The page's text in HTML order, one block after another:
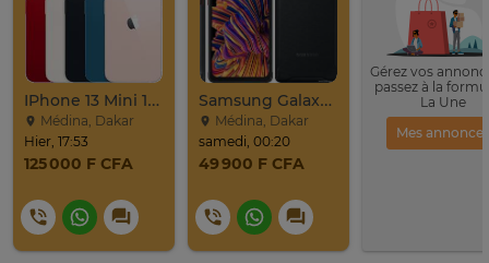
IPhone 13 Mini 128Go
Médina, Dakar
Hier, 17:53
125 000 F CFA
Samsung Galaxy Xcover Pro Venant 64go Ram 4go 4
Médina, Dakar
samedi, 00:20
49 900 F CFA
Gérez vos
passez à la
La Une
Mes annonces